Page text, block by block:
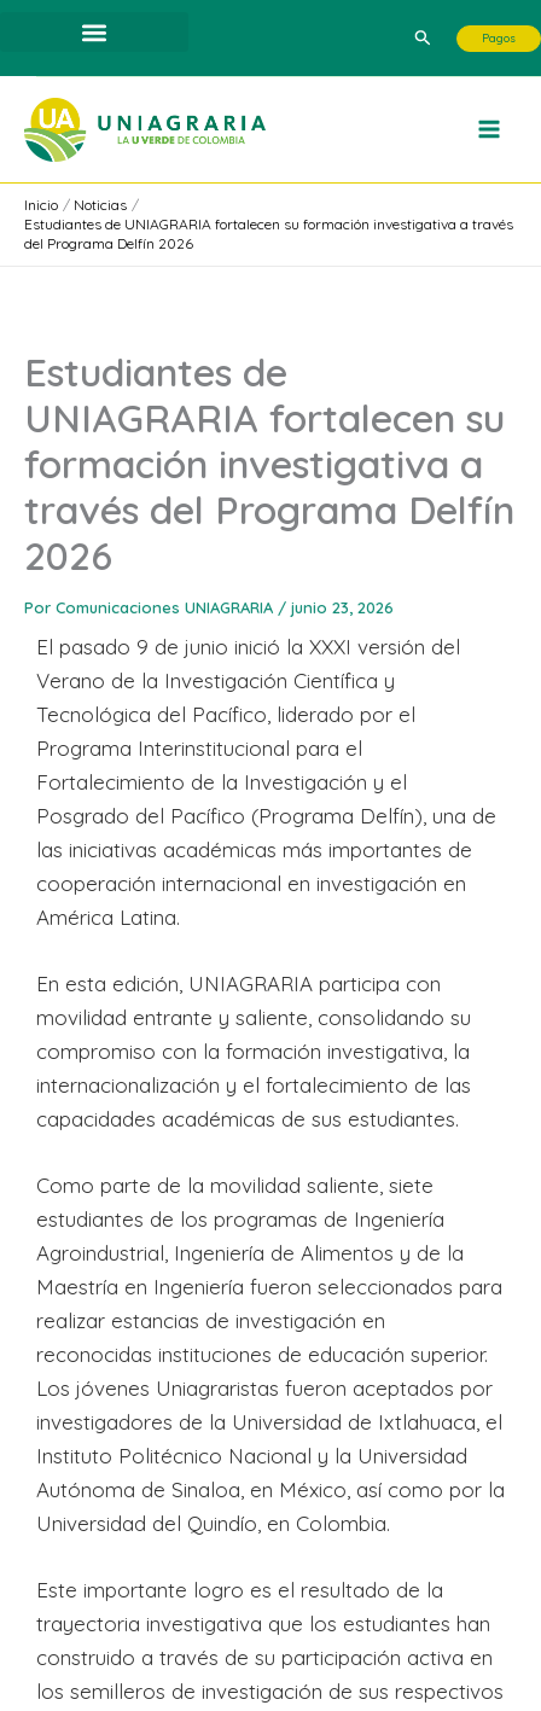
contenido
Buscar Pagos
Inicio
Noticias
Estudiantes de UNIAGRARIA fortalecen su formación investigativa a través
del Programa Delfín 2026
Estudiantes de
UNIAGRARIA fortalecen su
formación investigativa a
través del Programa Delfín
2026
Por Comunicaciones UNIAGRARIA / junio 23, 2026
El pasado 9 de junio inició la XXXI versión del
Verano de la Investigación Científica y
Tecnológica del Pacífico, liderado por el
Programa Interinstitucional para el
Fortalecimiento de la Investigación y el
Posgrado del Pacífico (Programa Delfín), una de
las iniciativas académicas más importantes de
cooperación internacional en investigación en
América Latina.
En esta edición, UNIAGRARIA participa con
movilidad entrante y saliente, consolidando su
compromiso con la formación investigativa, la
internacionalización y el fortalecimiento de las
capacidades académicas de sus estudiantes.
Como parte de la movilidad saliente, siete
estudiantes de los programas de Ingeniería
Agroindustrial, Ingeniería de Alimentos y de la
Maestría en Ingeniería fueron seleccionados para
realizar estancias de investigación en
reconocidas instituciones de educación superior.
Los jóvenes Uniagraristas fueron aceptados por
investigadores de la Universidad de Ixtlahuaca, el
Instituto Politécnico Nacional y la Universidad
Autónoma de Sinaloa, en México, así como por la
Universidad del Quindío, en Colombia.
Este importante logro es el resultado de la
trayectoria investigativa que los estudiantes han
construido a través de su participación activa en
los semilleros de investigación de sus respectivos